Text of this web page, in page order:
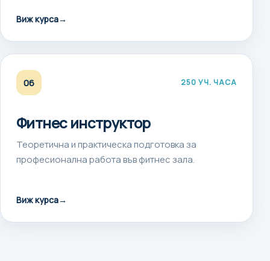
Виж курса→
06 250 УЧ. ЧАСА
Фитнес инструктор
Теоретична и практическа подготовка за
професионална работа във фитнес зала.
Виж курса→